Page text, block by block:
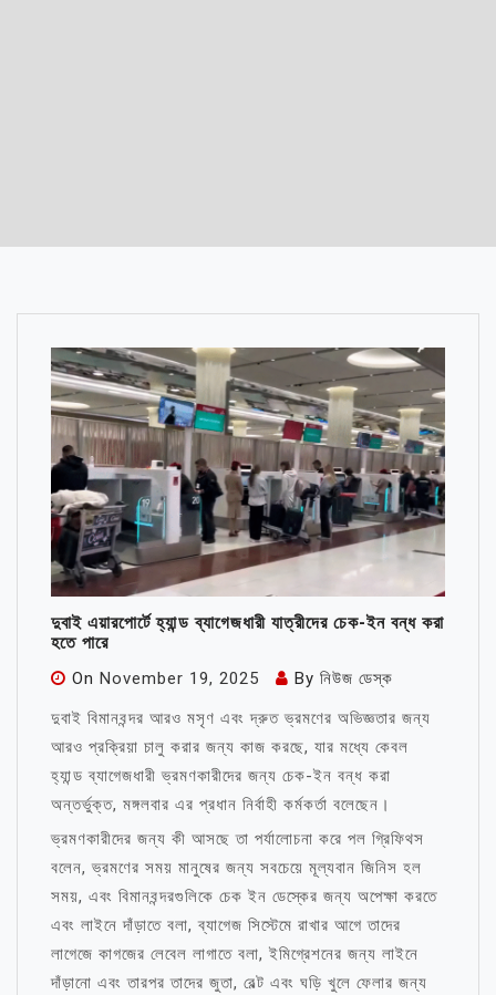
দুবাই এয়ারপোর্টে হ্যান্ড ব্যাগেজধারী যাত্রীদের চেক-ইন বন্ধ করা
হতে পারে
On November 19, 2025 By নিউজ ডেস্ক
দুবাই বিমানবন্দর আরও মসৃণ এবং দ্রুত ভ্রমণের অভিজ্ঞতার জন্য
আরও প্রক্রিয়া চালু করার জন্য কাজ করছে, যার মধ্যে কেবল
হ্যান্ড ব্যাগেজধারী ভ্রমণকারীদের জন্য চেক-ইন বন্ধ করা
অন্তর্ভুক্ত, মঙ্গলবার এর প্রধান নির্বাহী কর্মকর্তা বলেছেন।
ভ্রমণকারীদের জন্য কী আসছে তা পর্যালোচনা করে পল গ্রিফিথস
বলেন, ভ্রমণের সময় মানুষের জন্য সবচেয়ে মূল্যবান জিনিস হল
সময়, এবং বিমানবন্দরগুলিকে চেক ইন ডেস্কের জন্য অপেক্ষা করতে
এবং লাইনে দাঁড়াতে বলা, ব্যাগেজ সিস্টেমে রাখার আগে তাদের
লাগেজে কাগজের লেবেল লাগাতে বলা, ইমিগ্রেশনের জন্য লাইনে
দাঁড়ানো এবং তারপর তাদের জুতা, বেল্ট এবং ঘড়ি খুলে ফেলার জন্য